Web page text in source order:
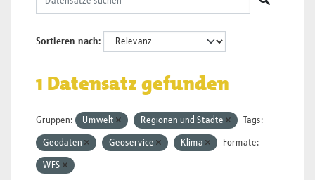
Sortieren nach
1 Datensatz gefunden
Gruppen: Umwelt Regionen und Städte Tags:
Geodaten Geoservice Klima Formate:
WFS